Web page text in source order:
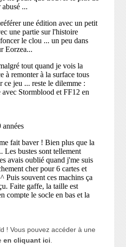
! Vous pouvez accéder à une
en cliquant ici.